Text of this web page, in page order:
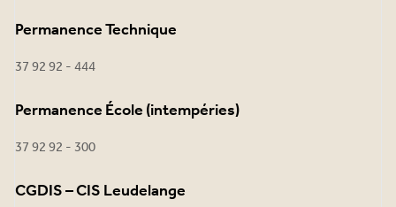
Permanence Technique
37 92 92 - 444
Permanence École (intempéries)
37 92 92 - 300
CGDIS – CIS Leudelange